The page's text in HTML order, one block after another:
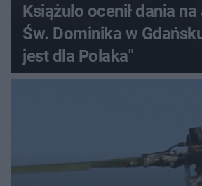
Książulo ocenił dania
Św. Dominika w
jest dla Polaka"